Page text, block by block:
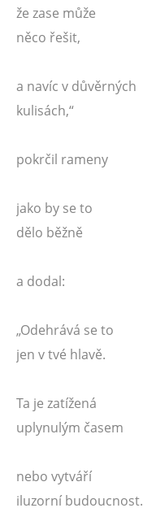
že zase může
něco řešit,
a navíc v důvěrných
kulisách,“
pokrčil rameny
jako by se to
dělo běžně
a dodal:
„Odehrává se to
jen v tvé hlavě.
Ta je zatížená
uplynulým časem
nebo vytváří
iluzorní budoucnost.